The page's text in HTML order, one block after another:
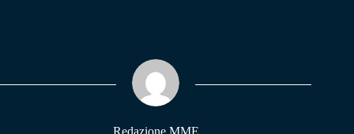
pp m
Redazione MME